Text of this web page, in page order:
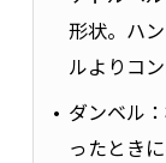
形状。ハ
ルよりコ
ダンベル
ったとき